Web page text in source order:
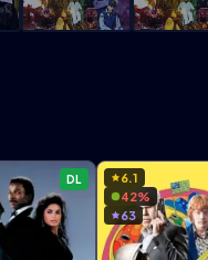
DL
6.1
42%
63